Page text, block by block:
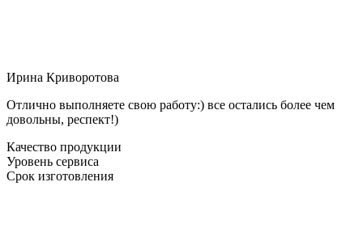
Ирина Криворотова
Отлично выполняете свою работу:) все остались более чем
довольны, респект!)
Качество продукции
Уровень сервиса
Срок изготовления